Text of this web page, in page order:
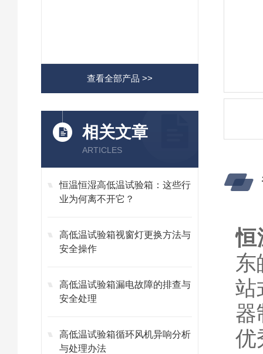
查看全部产品 >>
相关文章
ARTICLES
恒温恒湿高低温试验箱：这些行
业为何离不开它？
高低温试验箱视窗灯更换方法与
安全操作
高低温试验箱漏电故障的排查与
安全处理
高低温试验箱循环风机异响分析
与处理办法
恒
东
站
器
优